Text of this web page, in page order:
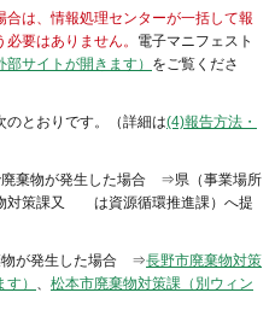
合は、情報処理センターが一括して報
要はありません。 電子マニフェスト
サイトが開きます） をご覧くださ
のとおりです。（詳細は(4)報告方法・
棄物が発生した場合 ⇒県（事業場所
対策課又 は資源循環推進課）へ提
物が発生した場合 ⇒長野市廃棄物対策
）
松本市廃棄物対策課（別ウィン